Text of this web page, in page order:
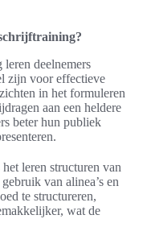
deelnemers
zijn voor effectieve
in het formuleren
aan een heldere
beter hun publiek
leren structuren van
van alinea’s en
te structureren,
wat de